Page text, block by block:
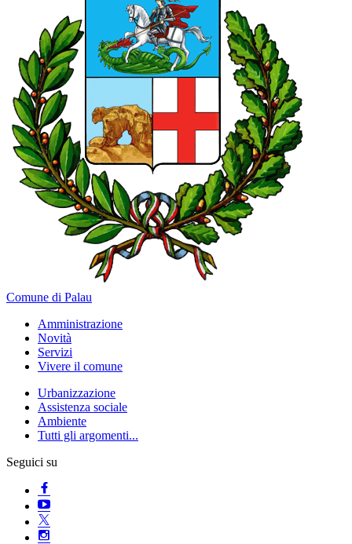
Comune di Palau
Amministrazione
Novità
Servizi
Vivere il comune
Urbanizzazione
Assistenza sociale
Ambiente
Tutti gli argomenti...
Seguici su